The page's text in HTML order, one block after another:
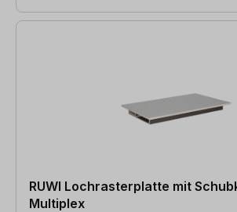
RUWI Lochrasterplatte mit
Multiplex